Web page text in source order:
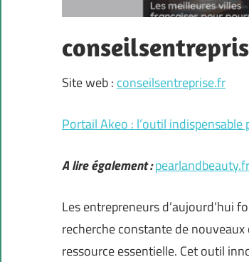
Site web : conseilsentreprise.fr
Portail Akeo : l’outil
A lire également :pearlandbeauty.fr
Les entrepreneurs d’aujourd’hui
recherche constante de
ressource essentielle. Cet outil